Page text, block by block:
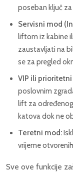
poseban ključ
Servisni mod
liftom iz kabine
zaustavljati na
se za pregled
VIP ili
poslovnim
lift za
katova dok ne
Teretni mod:
vrijeme
Sve ove funkcije